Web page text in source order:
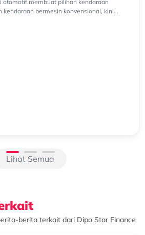
Lihat Semua
berita terkait dari Dipo Star Finance